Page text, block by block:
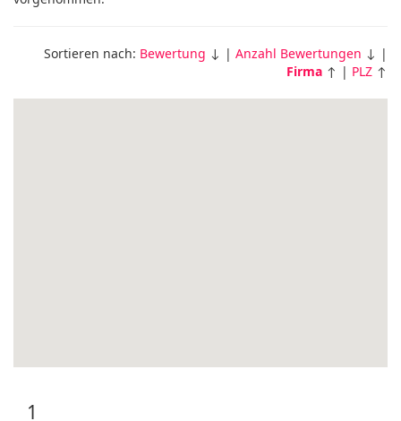
Sortieren nach: Bewertung ↓ | Anzahl Bewertungen ↓ |
Firma ↑ | PLZ ↑
1